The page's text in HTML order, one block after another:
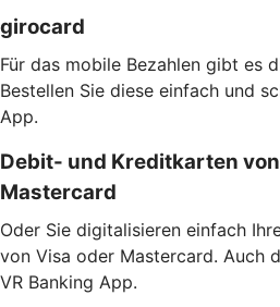
girocard
Für das mobile Bezahlen gibt es
Bestellen Sie diese einfach und
App.
Debit- und Kreditkarten
Mastercard
Oder Sie digitalisieren einfach
von Visa oder Mastercard. Auch
VR Banking App.